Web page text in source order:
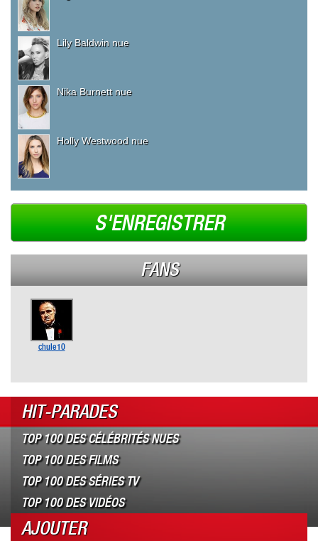
Lily Baldwin nue
Nika Burnett nue
Holly Westwood nue
S'ENREGISTRER
FANS
chule10
HIT-PARADES
TOP 100 DES CÉLÉBRITÉS NUES
TOP 100 DES FILMS
TOP 100 DES SÉRIES TV
TOP 100 DES VIDÉOS
AJOUTER